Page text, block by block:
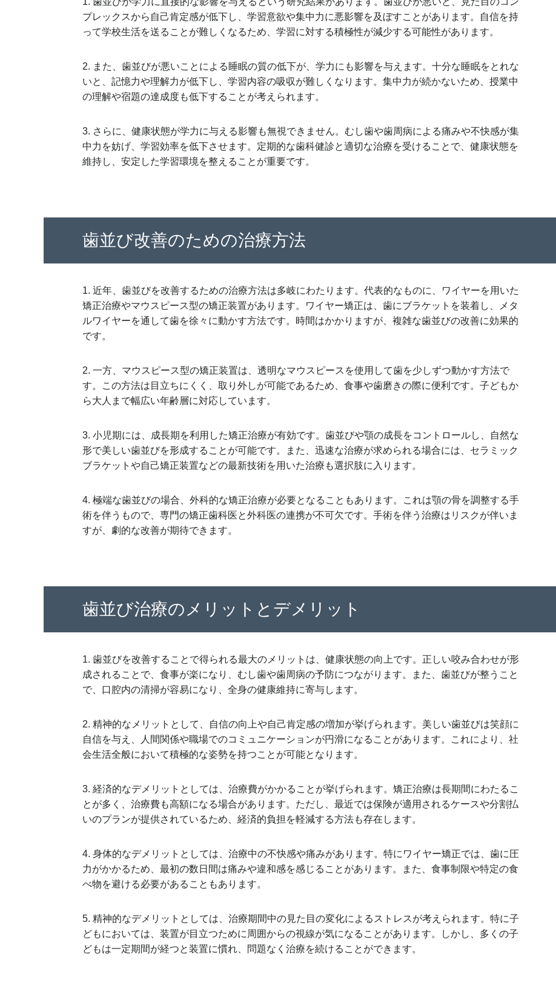
プレックスから自己肯定感が低下し、学習意欲や集中力に悪影響を及ぼすことがあります。自信を持
って学校生活を送ることが難しくなるため、学習に対する積極性が減少する可能性があります。
2. また、歯並びが悪いことによる睡眠の質の低下が、学力にも影響を与えます。十分な睡眠をとれな
いと、記憶力や理解力が低下し、学習内容の吸収が難しくなります。集中力が続かないため、授業中
の理解や宿題の達成度も低下することが考えられます。
3. さらに、健康状態が学力に与える影響も無視できません。むし歯や歯周病による痛みや不快感が集
中力を妨げ、学習効率を低下させます。定期的な歯科健診と適切な治療を受けることで、健康状態を
維持し、安定した学習環境を整えることが重要です。
歯並び改善のための治療方法
1. 近年、歯並びを改善するための治療方法は多岐にわたります。代表的なものに、ワイヤーを用いた
矯正治療やマウスピース型の矯正装置があります。ワイヤー矯正は、歯にブラケットを装着し、メタ
ルワイヤーを通して歯を徐々に動かす方法です。時間はかかりますが、複雑な歯並びの改善に効果的
です。
2. 一方、マウスピース型の矯正装置は、透明なマウスピースを使用して歯を少しずつ動かす方法で
す。この方法は目立ちにくく、取り外しが可能であるため、食事や歯磨きの際に便利です。子どもか
ら大人まで幅広い年齢層に対応しています。
3. 小児期には、成長期を利用した矯正治療が有効です。歯並びや顎の成長をコントロールし、自然な
形で美しい歯並びを形成することが可能です。また、迅速な治療が求められる場合には、セラミック
ブラケットや自己矯正装置などの最新技術を用いた治療も選択肢に入ります。
4. 極端な歯並びの場合、外科的な矯正治療が必要となることもあります。これは顎の骨を調整する手
術を伴うもので、専門の矯正歯科医と外科医の連携が不可欠です。手術を伴う治療はリスクが伴いま
すが、劇的な改善が期待できます。
歯並び治療のメリットとデメリット
1. 歯並びを改善することで得られる最大のメリットは、健康状態の向上です。正しい咬み合わせが形
成されることで、食事が楽になり、むし歯や歯周病の予防につながります。また、歯並びが整うこと
で、口腔内の清掃が容易になり、全身の健康維持に寄与します。
2. 精神的なメリットとして、自信の向上や自己肯定感の増加が挙げられます。美しい歯並びは笑顔に
自信を与え、人間関係や職場でのコミュニケーションが円滑になることがあります。これにより、社
会生活全般において積極的な姿勢を持つことが可能となります。
3. 経済的なデメリットとしては、治療費がかかることが挙げられます。矯正治療は長期間にわたるこ
とが多く、治療費も高額になる場合があります。ただし、最近では保険が適用されるケースや分割払
いのプランが提供されているため、経済的負担を軽減する方法も存在します。
4. 身体的なデメリットとしては、治療中の不快感や痛みがあります。特にワイヤー矯正では、歯に圧
力がかかるため、最初の数日間は痛みや違和感を感じることがあります。また、食事制限や特定の食
べ物を避ける必要があることもあります。
5. 精神的なデメリットとしては、治療期間中の見た目の変化によるストレスが考えられます。特に子
どもにおいては、装置が目立つために周囲からの視線が気になることがあります。しかし、多くの子
どもは一定期間が経つと装置に慣れ、問題なく治療を続けることができます。